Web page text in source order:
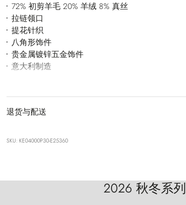
72% 初剪羊毛 20% 羊绒 8% 真丝
拉链领口
提花针织
八角形饰件
贵金属镀锌五金饰件
意大利制造
退货与配送
SKU: KE04000P30-E25360
2026 秋冬系列